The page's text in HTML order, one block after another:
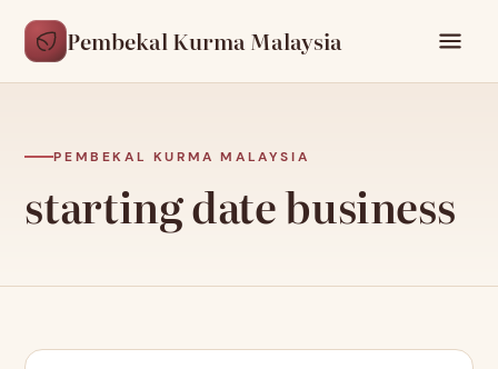
Pembekal Kurma Malaysia
PEMBEKAL KURMA MALAYSIA
starting date business